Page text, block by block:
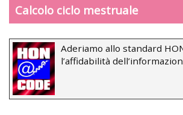
Calcolo ciclo mestruale
Aderiamo allo standard
l’affidabilità